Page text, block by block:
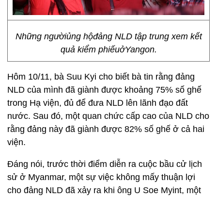
Những ngườiủng hộđảng NLD tập trung xem kết
quả kiểm phiếuởYangon.
Hôm 10/11, bà Suu Kyi cho biết bà tin rằng đảng
NLD của mình đã giành được khoảng 75% số ghế
trong Hạ viện, đủ để đưa NLD lên lãnh đạo đất
nước. Sau đó, một quan chức cấp cao của NLD cho
rằng đảng này đã giành được 82% số ghế ở cả hai
viện.
Đáng nói, trước thời điểm diễn ra cuộc bầu cử lịch
sử ở Myanmar, một sự việc không mấy thuận lợi
cho đảng NLD đã xảy ra khi ông U Soe Myint, một